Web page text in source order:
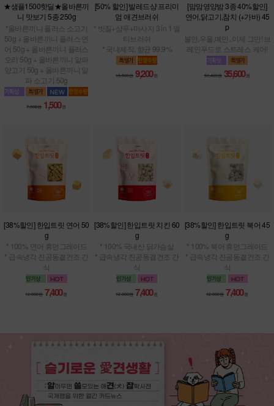
★샘플1500핫딜★올바른끼
니 맛보기 5종 250g
*올바른끼니 플러스 소고기
50g + 올바른끼니 플러스 연
어 50g + 올바른끼니 플러스
오리 50g + 올바른끼니 알파
양고기 50g + 올바른끼니 알
파 소고기 50g
7,800원 1,500 원
[50% 할인] 발레드샹 프리미
엄 애견브러쉬
* 빗질+샴푸+마사지 3 in 1 멀
티브러쉬
* 국내제작, 향균 99.9%
18,500원 9,200 원
[맘맘영양밤 3종 40%할인]
연어,닭고기,참치 (+가바) 45
p
불안,우울,예민..이제 그만! 브
레인푸드로 스트레스 케어!
59,400원 35,600 원
[38%할인] 한입트릿 연어 50
g
* 100% 연어 휴먼그레이드
* 급속냉각 진공동결건조 간
식
12,000원 7,400 원
[38%할인] 한입트릿 치킨 60
g
* 100% 국내산 닭가슴살
* 급속냉각 진공동결건조 간
식
12,000원 7,400 원
[38%할인] 한입트릿 북어 45
g
* 100% 북어 휴먼그레이드
* 급속냉각 진공동결건조 간
식
12,000원 7,400 원